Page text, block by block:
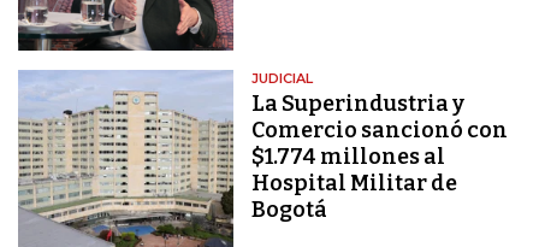
JUDICIAL
La Superindustria y
Comercio sancionó con
$1.774 millones al
Hospital Militar de
Bogotá